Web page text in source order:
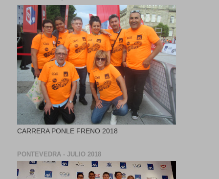
CARRERA PONLE FRENO 2018
PONTEVEDRA - JULIO 2018